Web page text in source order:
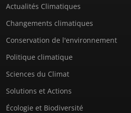
Actualités Climatiques
Changements climatiques
Conservation de l'environnement
Politique climatique
Sciences du Climat
Solutions et Actions
Écologie et Biodiversité